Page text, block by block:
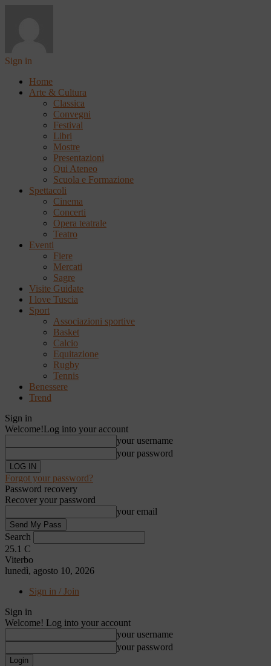
Sign in
Home
Arte & Cultura
Classica
Convegni
Festival
Libri
Mostre
Presentazioni
Qui Ateneo
Scuola e Formazione
Spettacoli
Cinema
Concerti
Opera teatrale
Teatro
Eventi
Fiere
Mercati
Sagre
Visite Guidate
I love Tuscia
Sport
Associazioni sportive
Basket
Calcio
Equitazione
Rugby
Tennis
Benessere
Trend
Sign in
Welcome!Log into your account
your username
your password
Forgot your password?
Password recovery
Recover your password
your email
Search
25.1 C
Viterbo
lunedì, agosto 10, 2026
Sign in / Join
Sign in
Welcome! Log into your account
your username
your password